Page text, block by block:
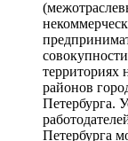
территориях
районов
Петербурга.
Петербурга